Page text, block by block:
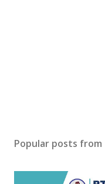
Popular posts